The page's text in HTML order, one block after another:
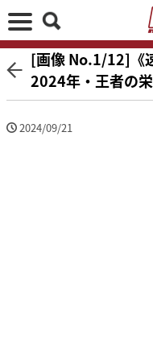
[画像 No.1/12]《
2024年・王者の
2024/09/21